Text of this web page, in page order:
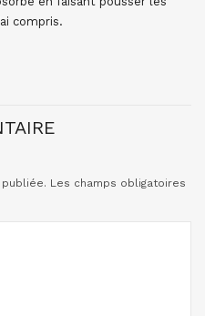
compris.
Les champs obligatoires